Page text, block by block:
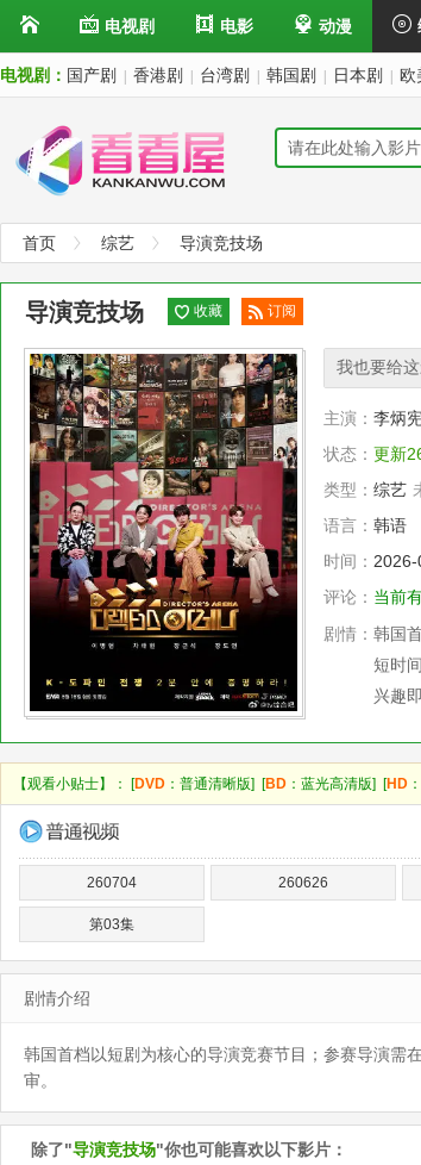
电视剧 电影 动漫
电视剧： 国产剧 香港剧 台湾剧 韩国剧 日本剧 欧
首页 综艺 导演竞技场
导演竞技场 收藏
订阅
阅
我也要给这
很差
主演： 李炳
状态： 更新
类型： 综艺
语言： 韩语
时间：
评论： 当前
剧情： 韩国
短时
兴趣
【观看小贴士】： [DVD ：普通清晰版] [BD ：蓝光高清版] [HD
260704 260626
第03集
剧情介绍
韩国首档以短剧为核心的导演竞赛节目；参赛导演需
审。
除了"导演竞技场"你也可能喜欢以下影片：